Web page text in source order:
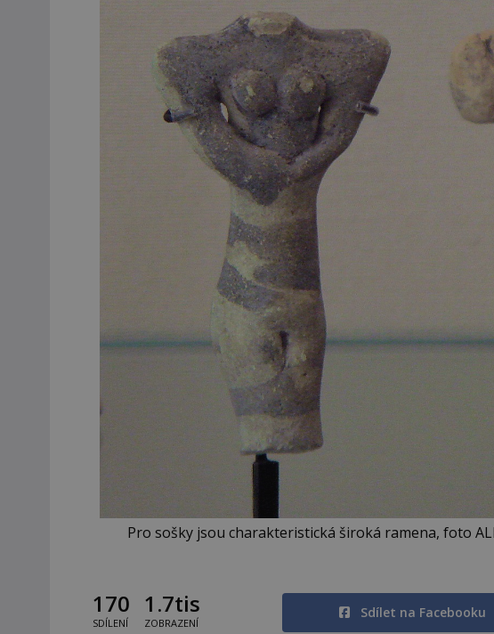
Pro sošky jsou charakteristická široká ramena, foto
170
SDÍLENÍ
1.7tis
ZOBRAZENÍ
Sdílet na Facebooku